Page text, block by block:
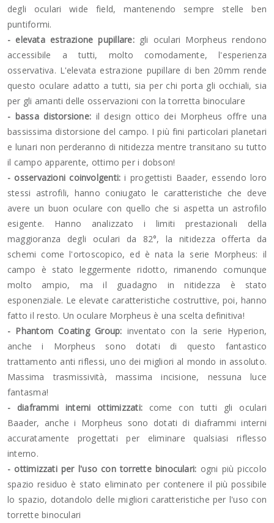
degli oculari wide field, mantenendo sempre stelle ben
puntiformi.
- elevata estrazione pupillare:gli oculari Morpheus rendono
accessibile a tutti, molto comodamente, l'esperienza
osservativa. L'elevata estrazione pupillare di ben 20mm rende
questo oculare adatto a tutti, sia per chi porta gli occhiali, sia
per gli amanti delle osservazioni con la torretta binoculare
- bassa distorsione: il design ottico dei Morpheus offre una
bassissima distorsione del campo. I più fini particolari planetari
e lunari non perderanno di nitidezza mentre transitano su tutto
il campo apparente, ottimo per i dobson!
- osservazioni coinvolgenti: i progettisti Baader, essendo loro
stessi astrofili, hanno coniugato le caratteristiche che deve
avere un buon oculare con quello che si aspetta un astrofilo
esigente. Hanno analizzato i limiti prestazionali della
maggioranza degli oculari da 82°, la nitidezza offerta da
schemi come l'ortoscopico, ed è nata la serie Morpheus: il
campo è stato leggermente ridotto, rimanendo comunque
molto ampio, ma il guadagno in nitidezza è stato
esponenziale. Le elevate caratteristiche costruttive, poi, hanno
fatto il resto. Un oculare Morpheus è una scelta definitiva!
- Phantom Coating Group: inventato con la serie Hyperion,
anche i Morpheus sono dotati di questo fantastico
trattamento anti riflessi, uno dei migliori al mondo in assoluto.
Massima trasmissività, massima incisione, nessuna luce
fantasma!
- diaframmi interni ottimizzati: come con tutti gli oculari
Baader, anche i Morpheus sono dotati di diaframmi interni
accuratamente progettati per eliminare qualsiasi riflesso
interno.
- ottimizzati per l'uso con torrette binoculari: ogni più piccolo
spazio residuo è stato eliminato per contenere il più possibile
lo spazio, dotandolo delle migliori caratteristiche per l'uso con
torrette binoculari